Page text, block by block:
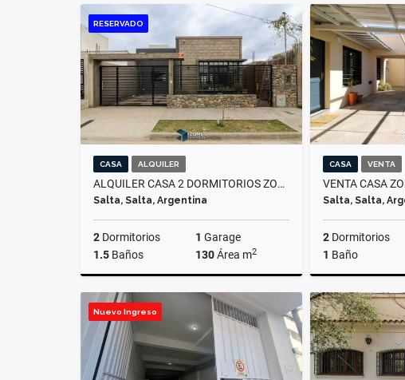
Venta
US$67,000
RESERVADO
CASA ALQUILER
ALQUILER CASA 2 DORMITORIOS ZONA SUR, LAS MARIAS
Salta, Salta, Argentina
2 Dormitorios 1 Garage
1.5 Baños 130Área m2
$1.000.000
CASA VENTA
Salta, Salta,
2 Dormitorios
1 Baño
Nuevo Ingreso